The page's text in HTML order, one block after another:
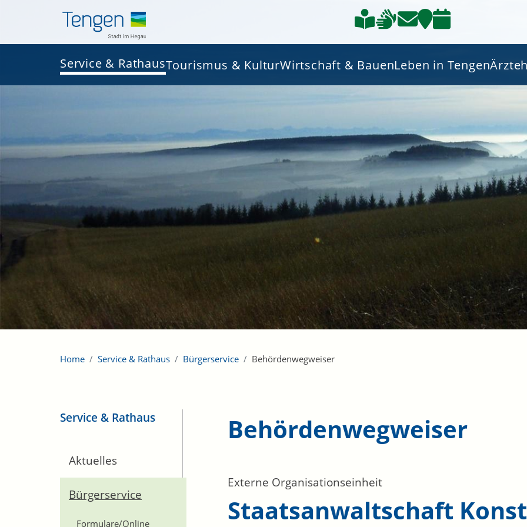
Service & RathausTourismus & KulturWirtschaft & BauenLeben in Tengen
Home Service & Rathaus Bürgerservice Behördenwegweiser
Service & Rathaus
Aktuelles
Bürgerservice
Formulare/Online
Behördenwegweiser
Externe Organisationseinheit
Staatsanwaltschaft